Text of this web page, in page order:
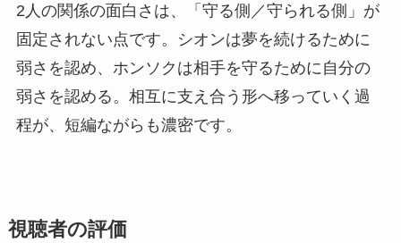
2人の関係の面白さは、「守る側／守られる側」が
固定されない点です。シオンは夢を続けるために
弱さを認め、ホンソクは相手を守るために自分の
弱さを認める。相互に支え合う形へ移っていく過
程が、短編ながらも濃密です。
視聴者の評価